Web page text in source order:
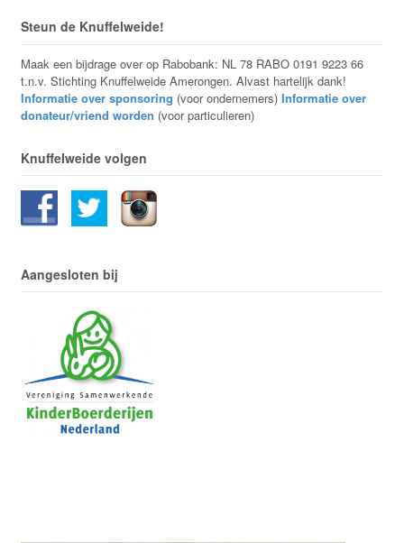
Steun de Knuffelweide!
Maak een bijdrage over op Rabobank: NL 78 RABO 0191 9223 66
t.n.v. Stichting Knuffelweide Amerongen. Alvast hartelijk dank!
Informatie over sponsoring (voor ondernemers) Informatie over
donateur/vriend worden (voor particulieren)
Knuffelweide volgen
Aangesloten bij